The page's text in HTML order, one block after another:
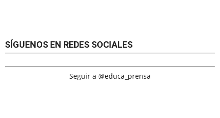
SÍGUENOS EN REDES SOCIALES
Seguir a @educa_prensa